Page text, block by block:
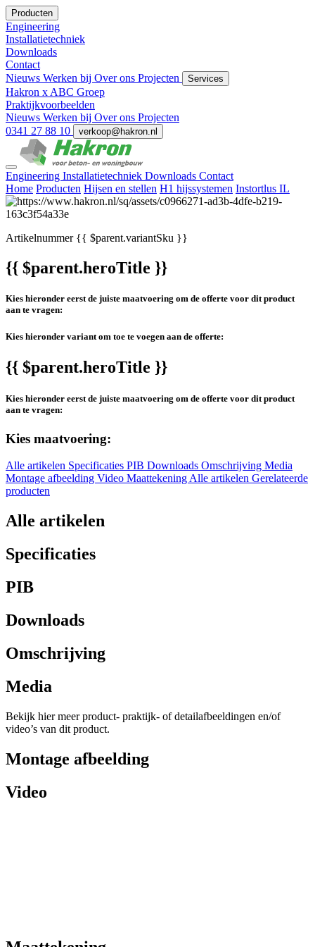
Producten
Engineering
Installatietechniek
Downloads
Contact
Nieuws Werken bij Over ons Projecten Services
Hakron x ABC Groep
Praktijkvoorbeelden
Nieuws Werken bij Over ons Projecten
0341 27 88 10
verkoop@hakron.nl
Engineering Installatietechniek Downloads Contact
Home Producten Hijsen en stellen H1 hijssystemen Instortlus IL
Artikelnummer{{ $parent.variantSku }}
{{ $parent.heroTitle }}
Kies hieronder eerst de juiste maatvoering om de offerte voor dit product
aan te vragen:
Kies hieronder variant om toe te voegen aan de offerte:
{{ $parent.heroTitle }}
Kies hieronder eerst de juiste maatvoering om de offerte voor dit product
aan te vragen:
Kies maatvoering:
Alle artikelen Specificaties PIB Downloads Omschrijving Media
Montage afbeelding Video MaattekeningAlle artikelen Gerelateerde
producten
Alle artikelen
Specificaties
PIB
Downloads
Omschrijving
Media
Bekijk hier meer product- praktijk- of detailafbeeldingen en/of
video’s van dit product.
Montage afbeelding
Video